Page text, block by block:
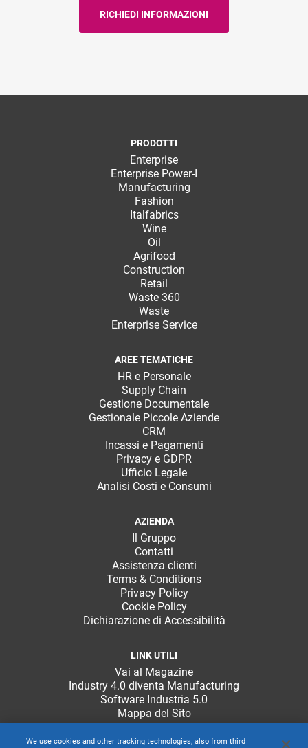
PRODOTTI
Enterprise
Enterprise Power-I
Manufacturing
Fashion
Italfabrics
Wine
Oil
Agrifood
Construction
Retail
Waste 360
Waste
Enterprise Service
AREE TEMATICHE
HR e Personale
Supply Chain
Gestione Documentale
Gestionale Piccole Aziende
CRM
Incassi e Pagamenti
Privacy e GDPR
Ufficio Legale
Analisi Costi e Consumi
AZIENDA
Il Gruppo
Contatti
Assistenza clienti
Terms & Conditions
Privacy Policy
Cookie Policy
Dichiarazione di Accessibilità
LINK UTILI
Vai al Magazine
Industry 4.0 diventa Manufacturing
Software Industria 5.0
Mappa del Sito
We use cookies and other tracking technologies, also from third